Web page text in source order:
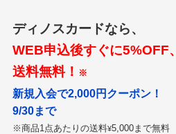
ディノスカードなら、
WEB申込後すぐに5%OFF、
送料無料！ ※
新規入会で2,000円クーポン！
9/30まで
※商品1点あたりの送料¥5,000まで無料